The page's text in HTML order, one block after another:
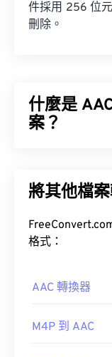
件採用 256 位
刪除。
什麼是
案？
電視、數位廣播
將其他檔
FreeConvert.com
格式：
AAC 轉換器
M4P 到 AAC